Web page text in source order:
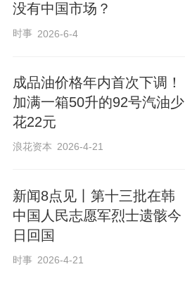
没有中国市场？
时事 2026-6-4
成品油价格年内首次下调！
加满一箱50升的92号汽油少
花22元
浪花资本 2026-4-21
新闻8点见丨第十三批在韩
中国人民志愿军烈士遗骸今
日回国
时事 2026-4-21